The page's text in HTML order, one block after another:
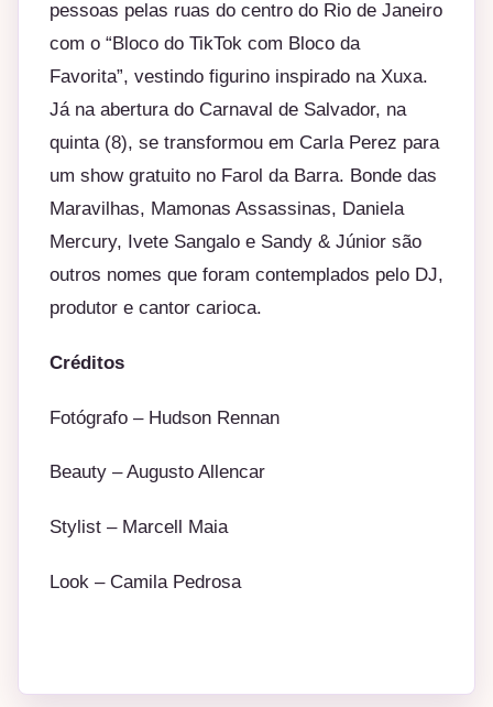
pessoas pelas ruas do centro do Rio de Janeiro
com o “Bloco do TikTok com Bloco da
Favorita”, vestindo figurino inspirado na Xuxa.
Já na abertura do Carnaval de Salvador, na
quinta (8), se transformou em Carla Perez para
um show gratuito no Farol da Barra. Bonde das
Maravilhas, Mamonas Assassinas, Daniela
Mercury, Ivete Sangalo e Sandy & Júnior são
outros nomes que foram contemplados pelo DJ,
produtor e cantor carioca.
Créditos
Fotógrafo – Hudson Rennan
Beauty – Augusto Allencar
Stylist – Marcell Maia
Look – Camila Pedrosa